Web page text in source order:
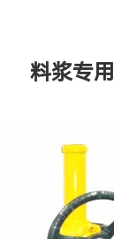
料浆专